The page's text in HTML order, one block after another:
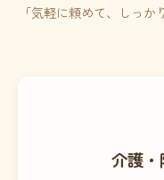
「気軽に頼めて、しっ
介護